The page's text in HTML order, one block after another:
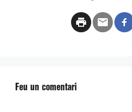
Feu un comentari